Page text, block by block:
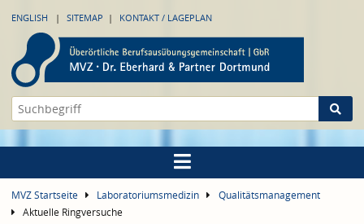
ENGLISH SITEMAP KONTAKT / LAGEPLAN
MVZ Startseite Laboratoriumsmedizin
Qualitätsmanagement
Aktuelle Ringversuche